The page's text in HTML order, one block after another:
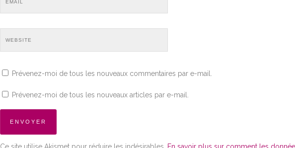
Prévenez-moi de tous les nouveaux commentaires par e-mail.
Prévenez-moi de tous les nouveaux articles par e-mail.